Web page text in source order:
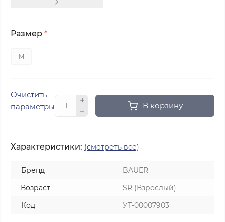
Размер *
M
Очистить
параметры
В корзину
Характеристики: (смотреть все)
Бренд
BAUER
Возраст
SR (Взрослый)
Код
УТ-00007903